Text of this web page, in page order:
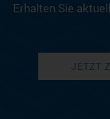
Erhalten Sie
JETZT